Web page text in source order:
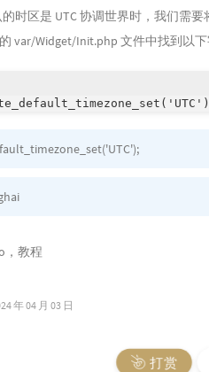
时区是 UTC 协调世界时，我们需
var/Widget/Init.php 文件中找到以
， 教程
年 04 月 03 日
打赏